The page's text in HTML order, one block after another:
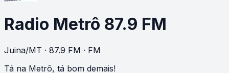
Radio Metrô 87.9 FM
Juina/MT · 87.9 FM · FM
Tá na Metrô, tá bom demais!